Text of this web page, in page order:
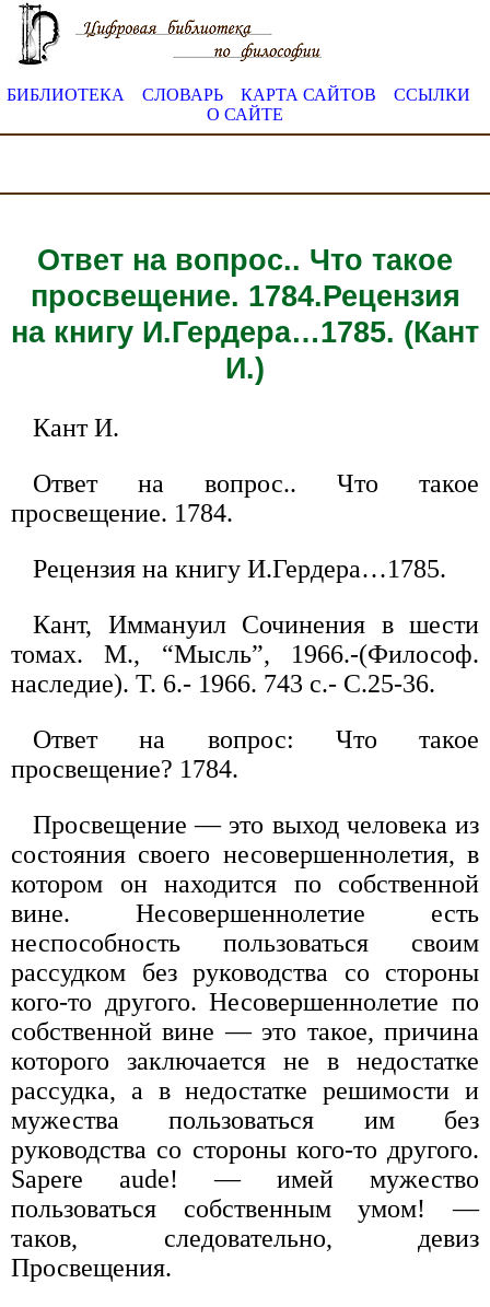
БИБЛИОТЕКА СЛОВАРЬ КАРТА САЙТОВ
ССЫЛКИ
О САЙТЕ
Ответ на вопрос.. Что такое
просвещение. 1784.Рецензия
на книгу И.Гердера…1785. (Кант
И.)
Кант И.
Ответ на вопрос.. Что такое
просвещение. 1784.
Рецензия на книгу И.Гердера…1785.
Кант, Иммануил Сочинения в шести
томах. М., “Мысль”, 1966.-(Философ.
наследие). Т. 6.- 1966. 743 с.- С.25-36.
Ответ на вопрос: Что такое
просвещение? 1784.
Просвещение — это выход человека из
состояния своего несовершеннолетия, в
котором он находится по собственной
вине. Несовершеннолетие есть
неспособность пользоваться своим
рассудком без руководства со стороны
кого-то другого. Несовершеннолетие по
собственной вине — это такое, причина
которого заключается не в недостатке
рассудка, а в недостатке решимости и
мужества пользоваться им без
руководства со стороны кого-то другого.
Sapere aude! — имей мужество
пользоваться собственным умом! —
таков, следовательно, девиз
Просвещения.